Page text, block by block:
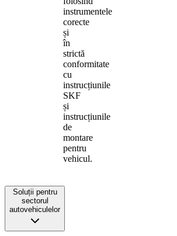
instrumentele
corecte
și
în
strictă
conformitate
cu
instrucțiunile
SKF
și
instrucțiunile
de
montare
pentru
vehicul.
Soluții pentru
sectorul
autovehiculelor